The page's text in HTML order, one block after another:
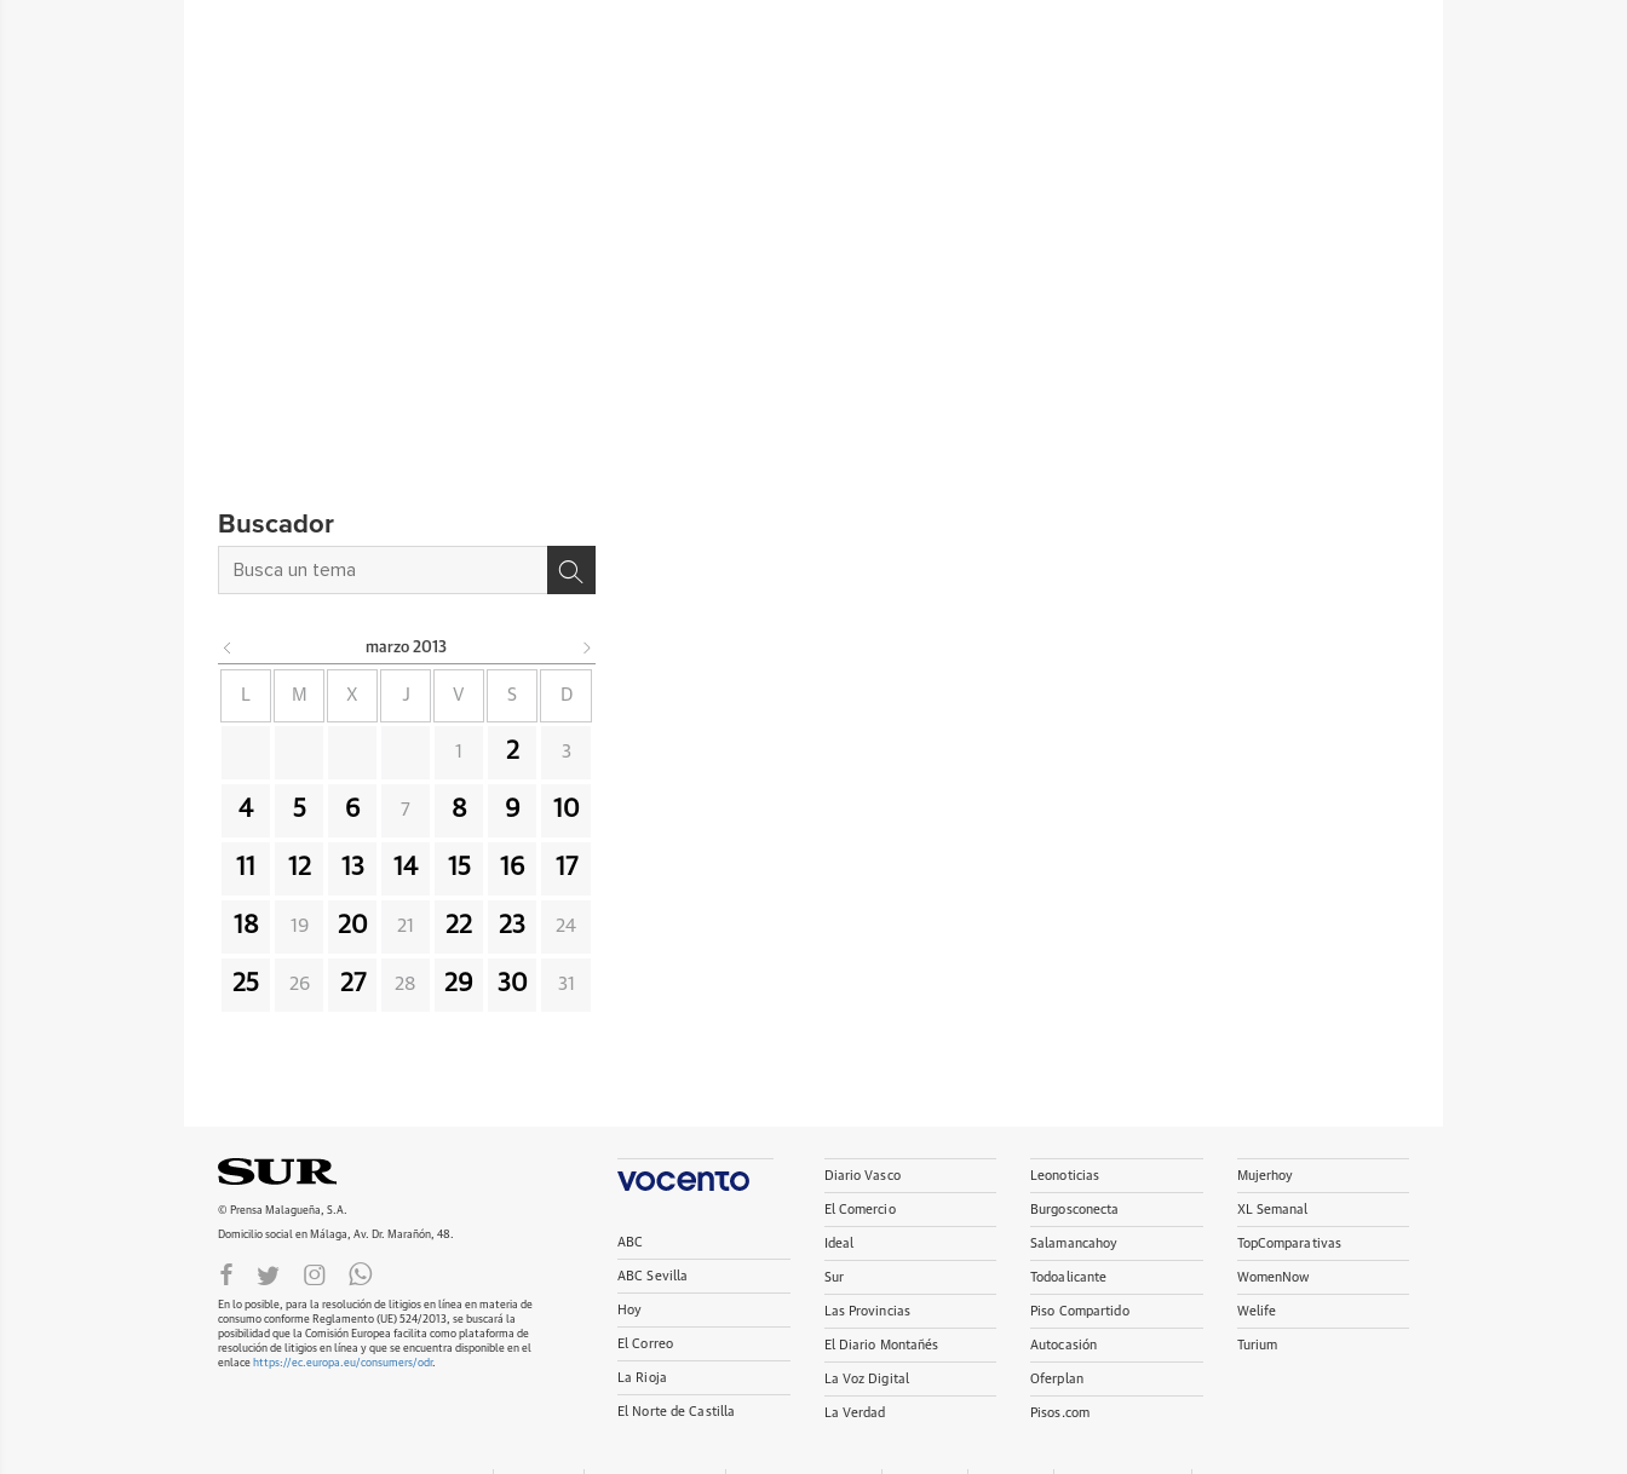
Buscador
marzo 2013
L M X J V S D
1 2 3
4 5 6 7 8 9 10
11 12 13 14 15 16 17
18 19 20 21 22 23 24
25 26 27 28 29 30 31
© Prensa Malagueña, S.A.
Domicilio social en Málaga, Av. Dr. Marañón, 48.
En lo posible, para la resolución de litigios en línea en materia de
consumo conforme Reglamento (UE) 524/2013, se buscará la
posibilidad que la Comisión Europea facilita como plataforma de
resolución de litigios en línea y que se encuentra disponible en el
enlace https://ec.europa.eu/consumers/odr.
ABC
ABC Sevilla
Hoy
El Correo
La Rioja
El Norte de Castilla
Diario Vasco
El Comercio
Ideal
Sur
Las Provincias
El Diario Montañés
La Voz Digital
La Verdad
Leonoticias
Burgosconecta
Salamancahoy
Todoalicante
Piso Compartido
Autocasión
Oferplan
Pisos.com
Mujerhoy
XL Semanal
TopComparativas
WomenNow
Welife
Turium